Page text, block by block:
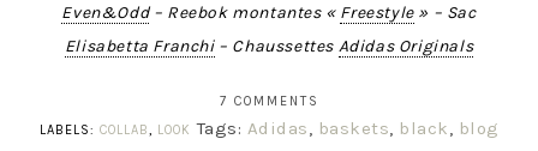
Even&Odd– Reebok montantes « Freestyle» – Sac
Elisabetta Franchi– Chaussettes Adidas Originals
7 COMMENTS
LABELS: COLLAB, LOOK Tags: Adidas, baskets, black, blog